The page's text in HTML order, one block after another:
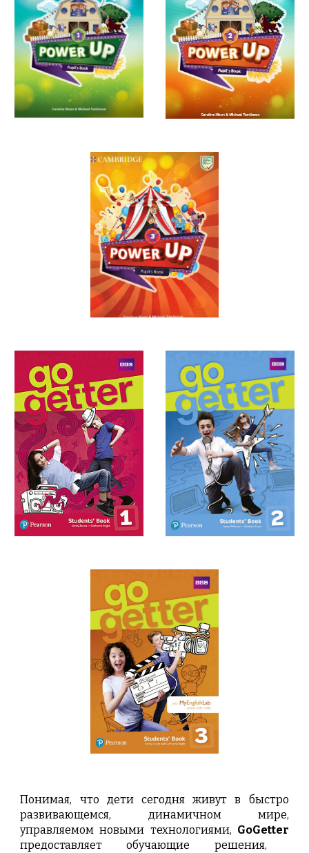
Понимая, что дети сегодня живут в быстро
развивающемся, динамичном мире,
управляемом новыми технологиями, GoGetter
предоставляет обучающие решения,